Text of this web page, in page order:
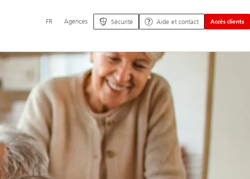
principale
FR Agences Sécurité Aide et contact Accès clients